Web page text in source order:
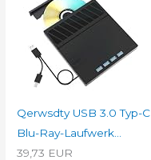
Qerwsdty USB 3.0 Typ-
Blu-Ray-Laufwerk...
39,73 EUR